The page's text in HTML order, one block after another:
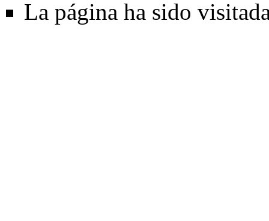
La página ha sido